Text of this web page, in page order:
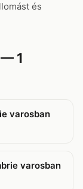
és
1
varosban
varosban